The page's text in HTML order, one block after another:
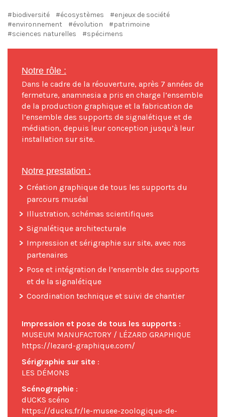
#biodiversité #écosystèmes
#enjeux de société
#environnement
#évolution
#patrimoine
#sciences naturelles
#spécimens
Notre rôle :
Dans le cadre de la réouverture, après 7 années de
fermeture, anamnesia a pris en charge l’ensemble
de la production graphique et la fabrication de
l’ensemble des supports de signalétique et de
médiation, depuis leur conception jusqu’à leur
installation sur site.
Notre prestation :
Création graphique de tous les supports du
parcours muséal
Illustration, schémas scientifiques
Signalétique architecturale
Impression et sérigraphie sur site, avec nos
partenaires
Pose et intégration de l’ensemble des supports
et de la signalétique
Coordination technique et suivi de chantier
Impression et pose de tous les supports :
MUSEUM MANUFACTORY / LÉZARD GRAPHIQUE
https://lezard-graphique.com/
Sérigraphie sur site :
LES DÉMONS
Scénographie :
dUCKS scéno
https://ducks.fr/le-musee-zoologique-de-